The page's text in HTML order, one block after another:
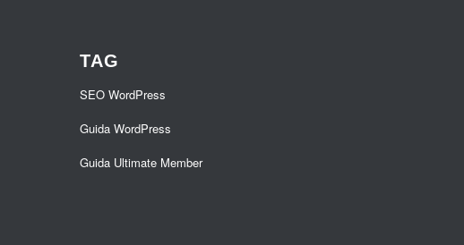
TAG
SEO WordPress
Guida WordPress
Guida Ultimate Member